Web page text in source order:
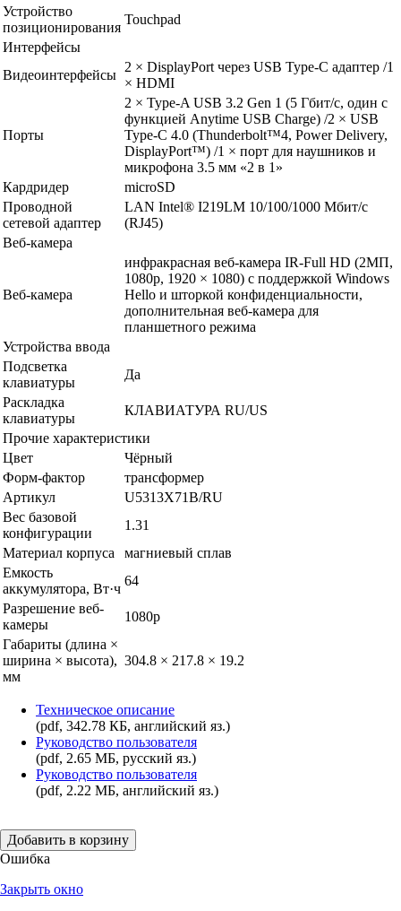
Устройство
позиционирования
Touchpad
Интерфейсы
Видеоинтерфейсы
2 × DisplayPort через USB Type-C адаптер /1
× HDMI
Порты
2 × Type-A USB 3.2 Gen 1 (5 Гбит/с, один с
функцией Anytime USB Charge) /2 × USB
Type-C 4.0 (Thunderbolt™️4, Power Delivery,
DisplayPort™️) /1 × порт для наушников и
микрофона 3.5 мм «2 в 1»
Кардридер
microSD
Проводной
сетевой адаптер
LAN Intel® I219LM 10/100/1000 Мбит/с
(RJ45)
Веб-камера
Веб-камера
инфракрасная веб-камера IR-Full HD (2МП,
1080p, 1920 × 1080) c поддержкой Windows
Hello и шторкой конфиденциальности,
дополнительная веб-камера для
планшетного режима
Устройства ввода
Подсветка
клавиатуры
Да
Раскладка
клавиатуры
КЛАВИАТУРА RU/US
Прочие характеристики
Цвет
Чёрный
Форм-фактор
трансформер
Артикул
U5313X71B/RU
Вес базовой
конфигурации
1.31
Материал корпуса
магниевый сплав
Емкость
аккумулятора, Вт·ч
64
Разрешение веб-
камеры
1080p
Габариты (длина ×
ширина × высота),
мм
304.8 × 217.8 × 19.2
Техническое описание
(pdf, 342.78 КБ, английский яз.)
Руководство пользователя
(pdf, 2.65 МБ, русский яз.)
Руководство пользователя
(pdf, 2.22 МБ, английский яз.)
Добавить в корзину
Ошибка
Закрыть окно